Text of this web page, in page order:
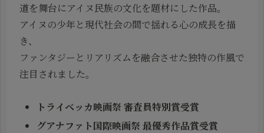
道を舞台にアイヌ民族の文化を題材にした作品。
アイヌの少年と現代社会の間で揺れる心の成長を描
き、
ファンタジーとリアリズムを融合させた独特の作風で
注目されました。
トライベッカ映画祭 審査員特別賞受賞
グアナファト国際映画祭 最優秀作品賞受賞